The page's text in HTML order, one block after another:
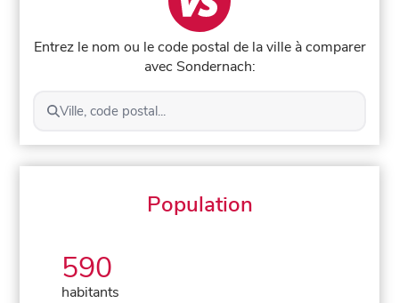
Entrez le nom ou le code postal de la ville à comparer
avec Sondernach:
Ville, code postal...
Population
590
habitants